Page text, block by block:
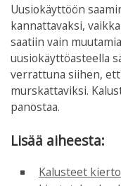
Uusiokäyttöön
kannattavaksi,
saatiin vain
uusiokäyttöasteella
verrattuna siihen,
murskattaviksi.
panostaa.
Lisää aiheesta:
Kalusteet